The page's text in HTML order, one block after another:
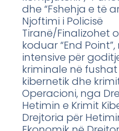
dhe “Fshehja e të
Njoftimi i Policisë
Tiranë/Finalizohet
koduar “End
intensive për
kriminale në
kibernetik dhe
Operacioni, nga
Hetimin e Krimit
Drejtoria për